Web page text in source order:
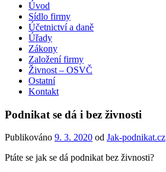
Úvod
Sídlo firmy
Účetnictví a daně
Úřady
Zákony
Založení firmy
Živnost – OSVČ
Ostatní
Kontakt
Podnikat se dá i bez živnosti
Publikováno 9. 3. 2020 od Jak-podnikat.cz
Ptáte se jak se dá podnikat bez živnosti?